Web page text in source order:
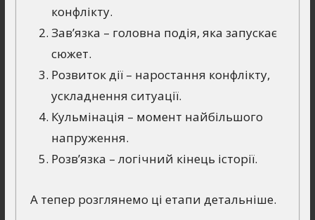
конфлікту.
Зав’язка – головна подія, яка запускає
сюжет.
Розвиток дії – наростання конфлікту,
ускладнення ситуації.
Кульмінація – момент найбільшого
напруження.
Розв’язка – логічний кінець історії.
А тепер розглянемо ці етапи детальніше.